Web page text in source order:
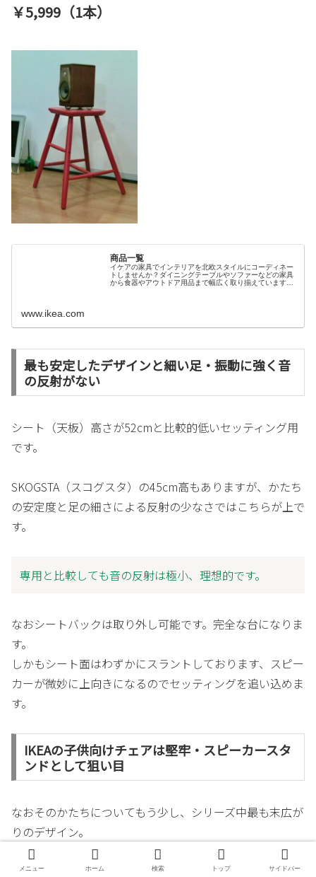
￥5,999（1本）
商品一覧
イケアの家具でインテリアを北欧スタイルにコーディネー
トしませんか？ダイニングテーブルやソファーなどの家具
から食器やアウトドア用品まで幅広く取り揃えています。
www.ikea.com
最も安定したデザインと細い足・振動に強く音
の反射がない
シート（天板）高さが52cmと比較的低いセッティング用
です。
SKOGSTA（スコグスタ）の45cm高もありますが、かたち
の安定度と足の細さによる反射の少なさではこちらが上で
す。
専用と比較しても音の反射は極小、理想的です。
なおシートバックは取り外し可能です。完全な台になりま
す。
しかもシート面はわずかにスラントしております、スピー
カーが微妙に上向きになるのでセッティングを追い込めま
す。
IKEAの子供向けチェアは堅牢・スピーカースタ
ンドとして狙い目
なおそのかたちについてもう少し、シリーズ中最も末広が
りのデザイン。
子供用チェアだからです。
メニュー ホーム 検索 トップ サイドバー